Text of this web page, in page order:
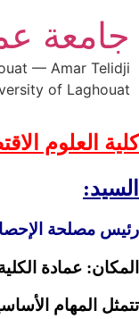
جامعة
— Amar Telidji
of Laghouat
كلية العلوم
السيد:
رئيس مصلحة
المكان: عمادة
تتمثل المهام